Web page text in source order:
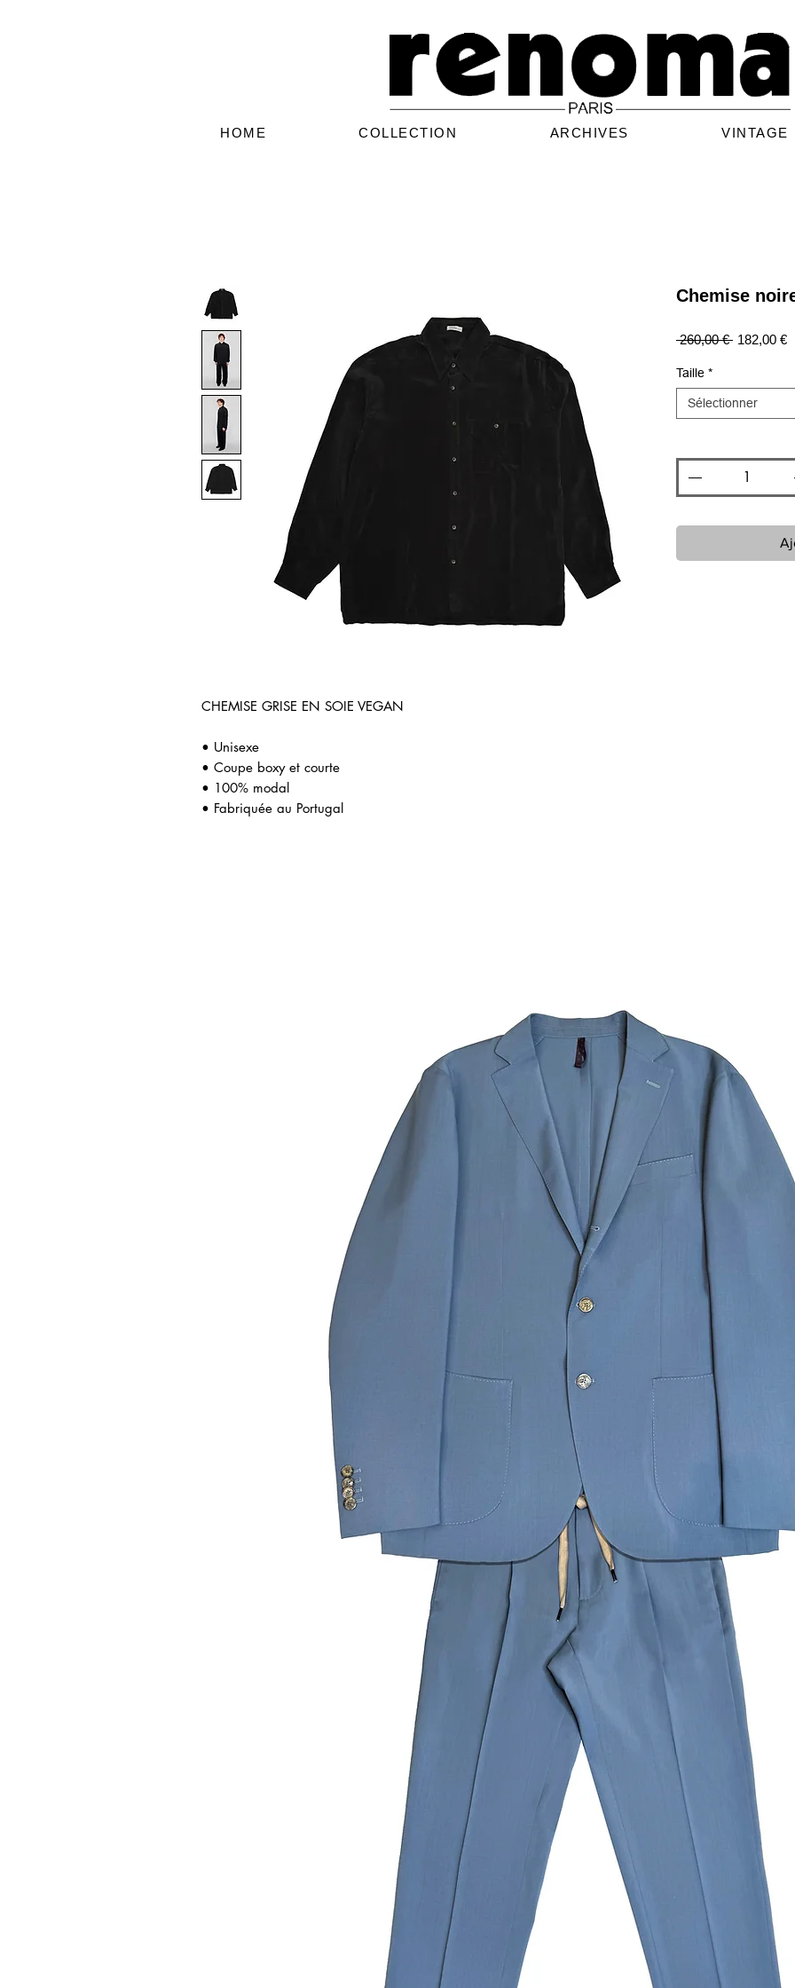
HOME COLLECTION ARCHIVES VINTAGE
CHEMISE GRISE EN SOIE VEGAN
• Unisexe
• Coupe boxy et courte
• 100% modal
• Fabriquée au Portugal
Chemise
260,00 € Prix
182,00 €
Taille *
Sélectionner